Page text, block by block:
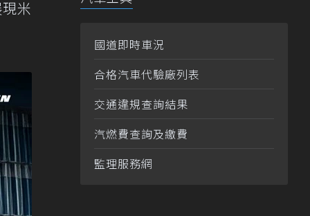
米
國道即時車況
合格汽車代驗廠列表
交通違規查詢結果
汽燃費查詢及繳費
監理服務網